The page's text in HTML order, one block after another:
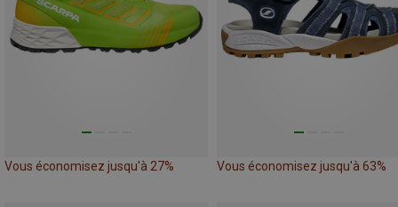
Vous économisez jusqu'à 27% Vous économisez jusqu'à 63%